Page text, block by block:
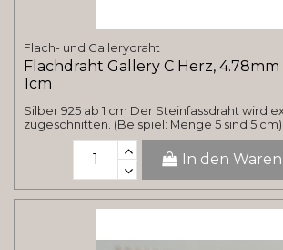
Flach- und Gallerydraht
Flachdraht Gallery C Herz, 4.78mm
1cm
Silber 925 ab 1 cm Der Steinfassdraht wird
zugeschnitten. (Beispiel: Menge 5 sind 5
In den